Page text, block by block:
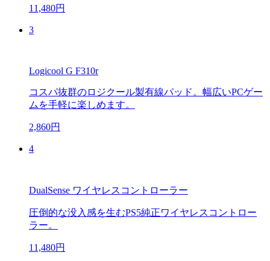
11,480円
3
Logicool G F310r
コスパ抜群のロジクール製有線パッド。幅広いPCゲー
ムを手軽に楽しめます。
2,860円
4
DualSense ワイヤレスコントローラー
圧倒的な没入感を生むPS5純正ワイヤレスコントロー
ラー。
11,480円